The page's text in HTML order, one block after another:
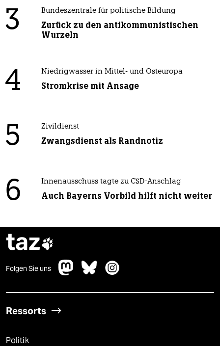
3 Bundeszentrale für politische Bildung
Zurück zu den antikommunistischen
Wurzeln
4 Niedrigwasser in Mittel- und Osteuropa
Stromkrise mit Ansage
5 Zivildienst
Zwangsdienst als Randnotiz
6 Innenausschuss tagte zu CSD-Anschlag
Auch Bayerns Vorbild hilft nicht weiter
taz
Folgen Sie uns
Ressorts
Politik